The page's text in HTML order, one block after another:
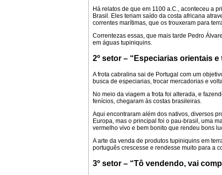
Há relatos de que em 1100 a.C., aconteceu a
Brasil. Eles teriam saído da costa africana
correntes marítimas, que os trouxeram para
Correntezas essas, que mais tarde Pedro
em águas tupiniquins.
2º setor – “Especiarias orientais
A frota cabralina sai de Portugal com um
busca de especiarias, trocar mercadorias e
No meio da viagem a frota foi alterada, e
fenícios, chegaram às costas brasileiras.
Aqui encontraram além dos nativos, diversos
Europa, mas o principal foi o pau-brasil, uma
vermelho vivo e bem bonito que rendeu bons
A arte da venda de produtos tupiniquins em
português crescesse e rendesse muito para a
3º setor – “Tô vendendo, vai